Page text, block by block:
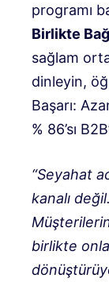
programı
Birlikte
sağlam
dinleyin,
Başarı:
% 86’sı
“Seyahat
kanalı
birlikte